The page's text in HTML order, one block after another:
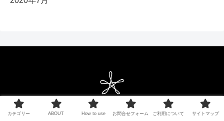
Copyright © 2021 ベクターシェルフ All Rights Reserved.
カテゴリー ABOUT How to use お問合せフォーム ご利用について サイトマップ